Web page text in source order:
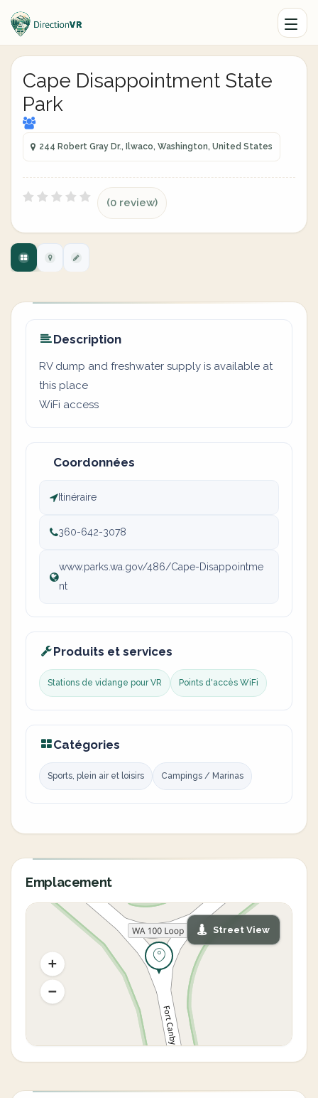
Cape Disappointment State
Park
244 Robert Gray Dr., Ilwaco, Washington, United States
(0 review)
Description
RV dump and freshwater supply is available at
this place
WiFi access
Coordonnées
Itinéraire
360-642-3078
www.parks.wa.gov/486/Cape-Disappointme
nt
Produits et services
Stations de vidange pour VR Points d'accès WiFi
Catégories
Sports, plein air et loisirs Campings / Marinas
Emplacement
Street View